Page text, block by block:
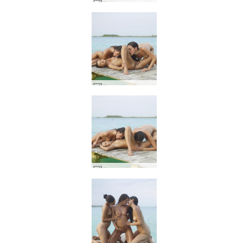
Изпълнение на Мелиса Сузи и Сузи Карина на кей #37